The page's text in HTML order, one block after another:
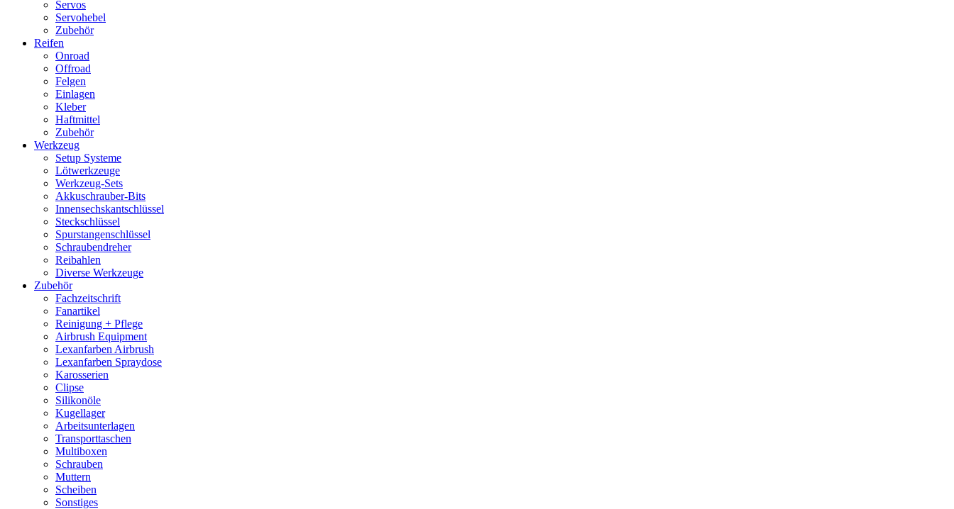
Servos
Servohebel
Zubehör
Reifen
Onroad
Offroad
Felgen
Einlagen
Kleber
Haftmittel
Zubehör
Werkzeug
Setup Systeme
Lötwerkzeuge
Werkzeug-Sets
Akkuschrauber-Bits
Innensechskantschlüssel
Steckschlüssel
Spurstangenschlüssel
Schraubendreher
Reibahlen
Diverse Werkzeuge
Zubehör
Fachzeitschrift
Fanartikel
Reinigung + Pflege
Airbrush Equipment
Lexanfarben Airbrush
Lexanfarben Spraydose
Karosserien
Clipse
Silikonöle
Kugellager
Arbeitsunterlagen
Transporttaschen
Multiboxen
Schrauben
Muttern
Scheiben
Sonstiges